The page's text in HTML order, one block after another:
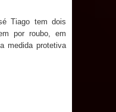
Tiago tem dois
por roubo, em
medida protetiva